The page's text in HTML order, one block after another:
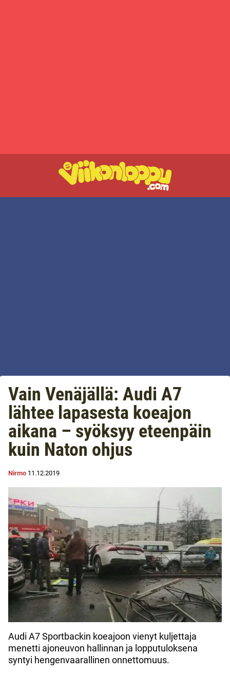
Vain Venäjällä: Audi A7
lähtee lapasesta koeajon
aikana – syöksyy eteenpäin
kuin Naton ohjus
Nirmo 11.12.2019
Audi A7 Sportbackin koeajoon vienyt kuljettaja
menetti ajoneuvon hallinnan ja lopputuloksena
syntyi hengenvaarallinen onnettomuus.